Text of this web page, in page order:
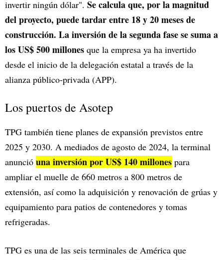
invertir ningún dólar". Se calcula que, por la magnitud
del proyecto, puede tardar entre 18 y 20 meses de
construcción. La inversión de la segunda fase se suma a
los US$ 500 millones que la empresa ya ha invertido
desde el inicio de la delegación estatal a través de la
alianza público-privada (APP).
Los puertos de Asotep
TPG también tiene planes de expansión previstos entre
2025 y 2030. A mediados de agosto de 2024, la terminal
anunció una inversión por US$ 140 millones para
ampliar el muelle de 660 metros a 800 metros de
extensión, así como la adquisición y renovación de grúas y
equipamiento para patios de contenedores y tomas
refrigeradas.
TPG es una de las seis terminales de América que